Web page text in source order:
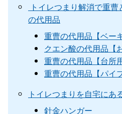
トイレつまり解消で重
の代用品
重曹の代用品【ベー
クエン酸の代用品【
重曹の代用品【台所
重曹の代用品【パイ
トイレつまりを自宅にあ
針金ハンガー